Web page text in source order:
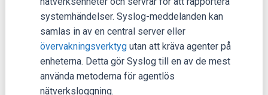
systemhändelser. Syslog-meddelanden kan
samlas in av en central server eller
övervakningsverktygutan att kräva agenter på
enheterna. Detta gör Syslog till en av de mest
använda metoderna för agentlös
nätverksloggning.